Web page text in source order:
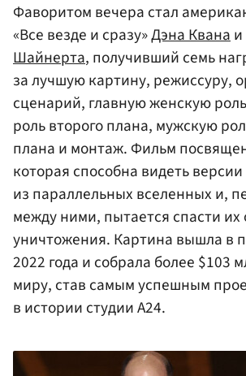
Фаворитом вечера стал
«Все везде и сразу»Дэна Кванаи
Шайнерта, получивший семь
за лучшую картину, режиссуру,
сценарий, главную женскую
роль второго плана, мужскую
плана и монтаж. Фильм
которая способна видеть версии
из параллельных вселенных и,
между ними, пытается спасти их
уничтожения. Картина вышла в
2022 года и собрала более $103
миру, став самым успешным
в истории студии A24.